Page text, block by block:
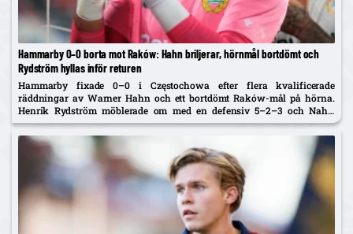
Hammarby 0–0 borta mot Raków: Hahn briljerar, hörnmål bortdömt och
Rydström hyllas inför returen
Hammarby fixade 0–0 i Częstochowa efter flera kvalificerade
räddningar av Warner Hahn och ett bortdömt Raków-mål på hörna.
Henrik Rydström möblerade om med en defensiv 5–2–3 och Nahir
Besara som falsk nia – och får beröm av spelarna. Returen spelas...